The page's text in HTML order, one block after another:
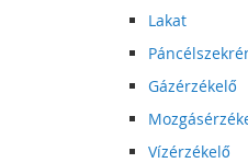
Lakat
Gázérzékelő
Vízérzékelő